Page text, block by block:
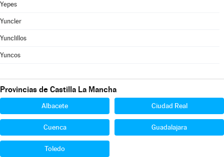
Yepes
Yuncler
Yunclillos
Yuncos
Provincias de Castilla La Mancha
Albacete Ciudad Real
Cuenca Guadalajara
Toledo